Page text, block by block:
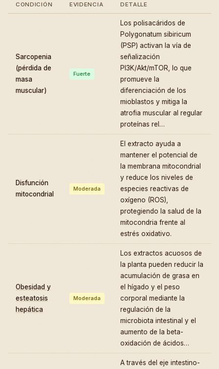
CONDICIÓN EVIDENCIA DETALLE
Sarcopenia
(pérdida de
masa
muscular)
Fuerte
Los polisacáridos de
Polygonatum sibiricum
(PSP) activan la vía de
señalización
PI3K/Akt/mTOR, lo que
promueve la
diferenciación de los
mioblastos y mitiga la
atrofia muscular al regular
proteínas rel…
Disfunción
mitocondrial
Moderada
El extracto ayuda a
mantener el potencial de
la membrana mitocondrial
y reduce los niveles de
especies reactivas de
oxígeno (ROS),
protegiendo la salud de la
mitocondria frente al
estrés oxidativo.
Obesidad y
esteatosis
hepática
Moderada
Los extractos acuosos de
la planta pueden reducir la
acumulación de grasa en
el hígado y el peso
corporal mediante la
regulación de la
microbiota intestinal y el
aumento de la beta-
oxidación de ácidos…
A través del eje intestino-